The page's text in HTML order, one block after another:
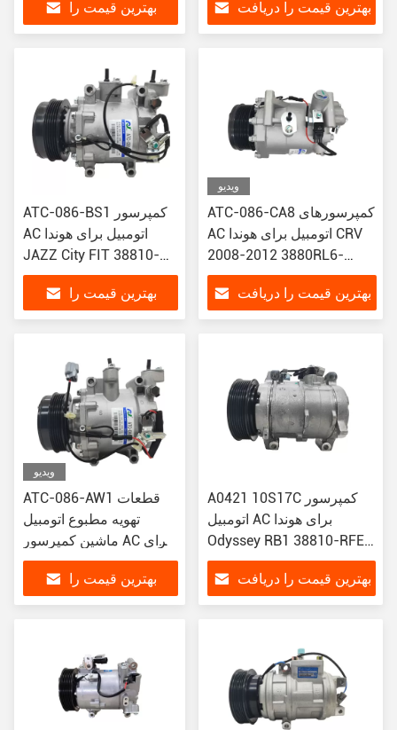
بهترین قیمت را بهترین قیمت را دریافت
ATC-086-BS1 کمپرسور
AC اتومبیل برای هوندا
JAZZ City FIT 38810-
RB0-006
بهترین قیمت را
ویدیو
ATC-086-CA8 کمپرسورهای
AC اتومبیل برای هوندا CRV
2008-2012 3880RL6-
G020
38810RWCA03/CO4920AC
بهترین قیمت را دریافت
ویدیو
ATC-086-AW1 قطعات
تهویه مطبوع اتومبیل
ماشین کمپرسور AC برای
شهر هوندا / FIT/JAZZ
38810-REA-Z12 38810-
RSH-E01
بهترین قیمت را
A0421 10S17C کمپرسور
اتومبیل AC برای هوندا
Odyssey RB1 38810-RFE-
003 447180-8030
بهترین قیمت را دریافت